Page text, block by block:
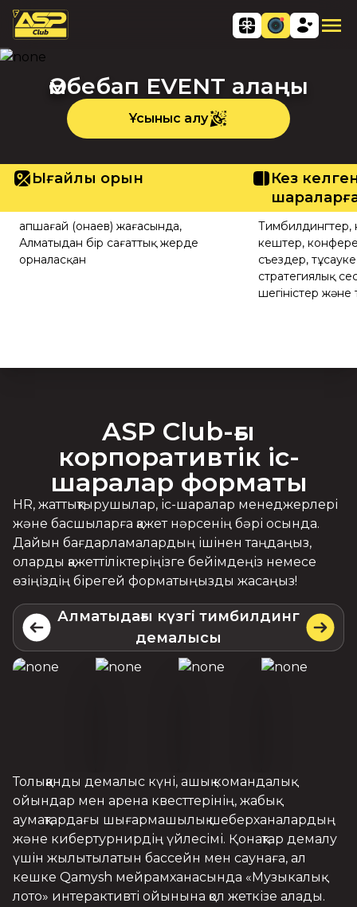
Әмбебап EVENT алаңы
Ұсыныс алу
Ыңғайлы орын
Қапшағай (Қонаев) жағасында,
Алматыдан бір сағаттық жерде
орналасқан
Кез
Тимбилдингтер,
кештер,
съездер,
стратегиялық
шегіністер және
ASP Club-ғы
корпоративтік іс-
шаралар форматы
HR, жаттықтырушылар, іс-шаралар менеджерлері
және басшыларға қажет нәрсенің бәрі осында.
Дайын бағдарламалардың ішінен таңдаңыз,
оларды қажеттіліктеріңізге бейімдеңіз немесе
өзіңіздің бірегей форматыңызды жасаңыз!
Алматыдағы күзгі тимбилдинг
демалысы
Толыққанды демалыс күні, ашық командалық
ойындар мен арена квесттерінің, жабық
аумақтардағы шығармашылық шеберханалардың
және кибертурнирдің үйлесімі. Қонақтар демалу
үшін жылытылатын бассейн мен саунаға, ал
кешке Qamysh мейрамханасында «Музыкалық
лото» интерактивті ойынына қол жеткізе алады.